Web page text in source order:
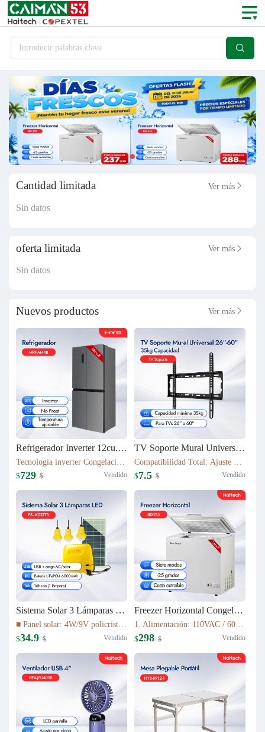
Introducir palabras clave 
Cantidad limitada Ver más 
Sin datos
oferta limitada Ver más 
Sin datos
Nuevos productos Ver más 
Refrigerador Inverter 12cu.ft (337L) 4 puertas HRF-AM48
Tecnología inverter Congelación: 112L Refrigeración: 225L Dimensión: W79.5*D63*H180(cm) Peso neto/bruto: 79KG / 87KG
$729 $ Vendido
TV Soporte Mural Universal 26"-60" | 35kg Capacidad | T50S
Compatibilidad Total: Ajuste perfecto para TVs 26" a 60" Robustez Industrial: Capacidad máxima 35kg con chasis de acero 1.1mm
$7.5 $ Vendido
Sistema Solar 3 Lámparas LED PS-K037T3
■ Panel solar: 4W/9V policristalino con cable de 5 m ■ Batería: 16Wh LiFePO4 (3.2V/6000mAh) ■ Fuente de luz: 3 bombillas LED de 1W ■ Cable de luz: cable de 5 m con interruptor de encendido/apagado ■ Tiempo de carga: 5–6 h bajo luz solar suficiente
$34.9 $ Vendido
Freezer Horizontal Congelador Nevera 7.6cu.ft (215L) BD-215C
1. Alimentación: 110VAC / 60Hz 2. Refrigerante: R600a 3. Color: Blanco Nieve 4. Condensador: Externo 5. Dimensiones: 895x590x850mm 6. Incluye Cesta Esmaltada
$298 $ Vendido